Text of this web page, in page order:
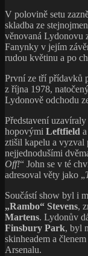
V polovině setu
skladba ze
věnovaná Lydonovu
Fanynky v jejím
rudou květinu a po
První ze tří přídavků
z října 1978,
Lydonově odchodu
Představení uzavíraly
hopovými Leftfield
ztišil kapelu a vyzval
nejjednodušími
Off!“ John se v té
adresoval věty jako „
Součástí show byl i
„Rambo“ Stevens,
Martens. Lydonův
Finsbury Park, byl
skinheadem a
Arsenalu.